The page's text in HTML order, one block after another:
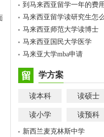
到马来西亚留学一年的费用
马来西亚留学读研究生怎
马来西亚师范大学读博士
马来西亚国民大学医学
马来亚大学mba申请
留 学方案
读本科 读硕士
读小学 读预科
新西兰麦克林斯中学